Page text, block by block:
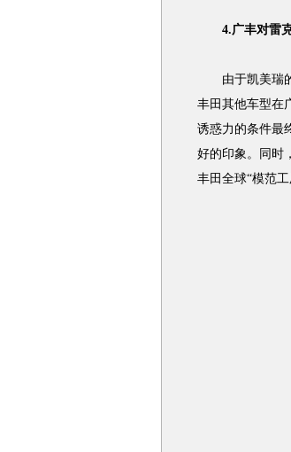
4.广丰对雷
由于凯美瑞的
丰田其他车型在
诱惑力的条件最
好的印象。同时
丰田全球“模范工